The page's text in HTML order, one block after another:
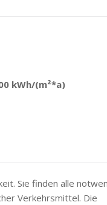
kWh/(m²*a)
Sie finden alle
Verkehrsmittel. Die